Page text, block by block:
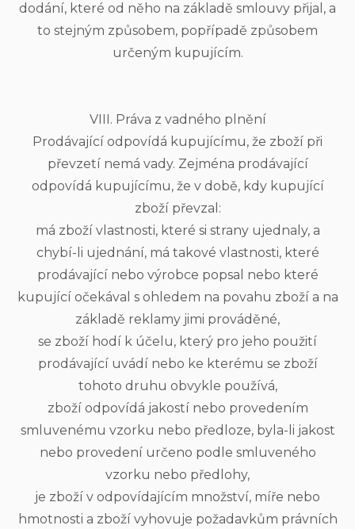
dodání, které od něho na základě smlouvy přijal, a
to stejným způsobem, popřípadě způsobem
určeným kupujícím.
VIII. Práva z vadného plnění
Prodávající odpovídá kupujícímu, že zboží při
převzetí nemá vady. Zejména prodávající
odpovídá kupujícímu, že v době, kdy kupující
zboží převzal:
má zboží vlastnosti, které si strany ujednaly, a
chybí-li ujednání, má takové vlastnosti, které
prodávající nebo výrobce popsal nebo které
kupující očekával s ohledem na povahu zboží a na
základě reklamy jimi prováděné,
se zboží hodí k účelu, který pro jeho použití
prodávající uvádí nebo ke kterému se zboží
tohoto druhu obvykle používá,
zboží odpovídá jakostí nebo provedením
smluvenému vzorku nebo předloze, byla-li jakost
nebo provedení určeno podle smluveného
vzorku nebo předlohy,
je zboží v odpovídajícím množství, míře nebo
hmotnosti a zboží vyhovuje požadavkům právních